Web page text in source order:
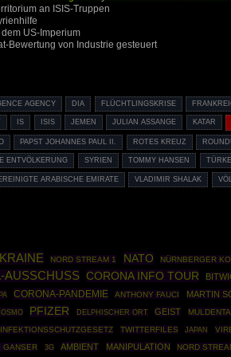
an ISIS-Truppen
US-Imperium
Bewertung von Industrie gesteuert
AGENCY DIA FLÜCHTLINGSKRISE
IS ISIS JEMEN JULIAN ASSANGE KATAR
PAPST JOHANNES PAUL II. ROTES KREUZ
ENTVÖLKERUNG SYRIEN TOMMY HANSEN
ARABISCHE EMIRATE VLADIMIR SHALAK
NORD STREAM 1 NATO NÜRNBERGER
AUSSCHUSS CORONA INFO TOUR
CORONA-PANDEMIE ANTHONY FAUCI MARTIN
PFIZER DELPHISCHER ORT GEIST
INFEKTIONSSCHUTZGESETZ TWITTERFILES JAPAN
GANSER 3G AMBIENT MANIPULATION NORD